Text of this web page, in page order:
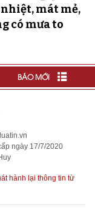
nhiệt, mát mẻ,
có mưa to
BÁO MỚI
ngày 17/7/2020
hành lại thông tin từ